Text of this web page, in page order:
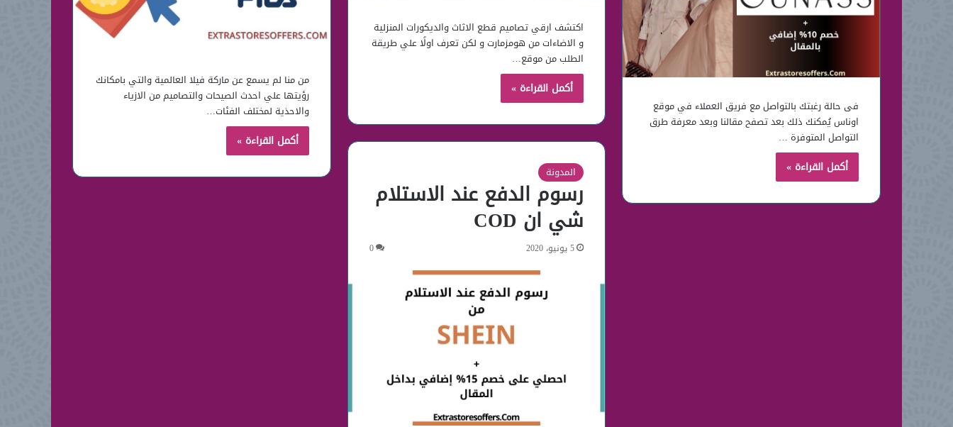
اكتشف ارقي تصاميم قطع الاثاث والديكورات المنزلية
و الاضاءات من هومزمارت و لكن تعرف اولًا علي طريقة
الطلب من موقع…
أكمل القراءة »
من منا لم يسمع عن ماركة فيلا العالمية والتي بامكانك
رؤيتها علي احدث الصيحات والتصاميم من الازياء
والاحذية لمختلف الفئات…
أكمل القراءة »
فى حالة رغبتك بالتواصل مع فريق العملاء في موقع
اوناس يُمكنك ذلك بعد تصفح مقالنا وبعد معرفة طرق
التواصل المتوفرة …
أكمل القراءة » المدونة
رسوم الدفع عند الاستلام
شي ان COD
5 يونيو، 2020 0